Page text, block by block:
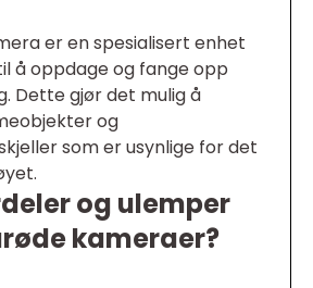
er en spesialisert enhet
å oppdage og fange opp
Dette gjør det mulig å
og
som er usynlige for det
og ulemper
kameraer?